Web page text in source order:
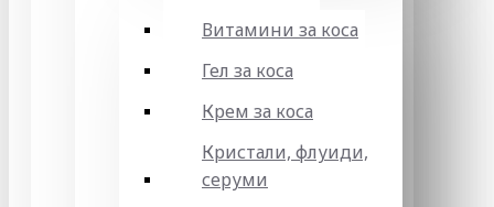
Витамини за коса
Гел за коса
Крем за коса
Кристали, флуиди,
серуми